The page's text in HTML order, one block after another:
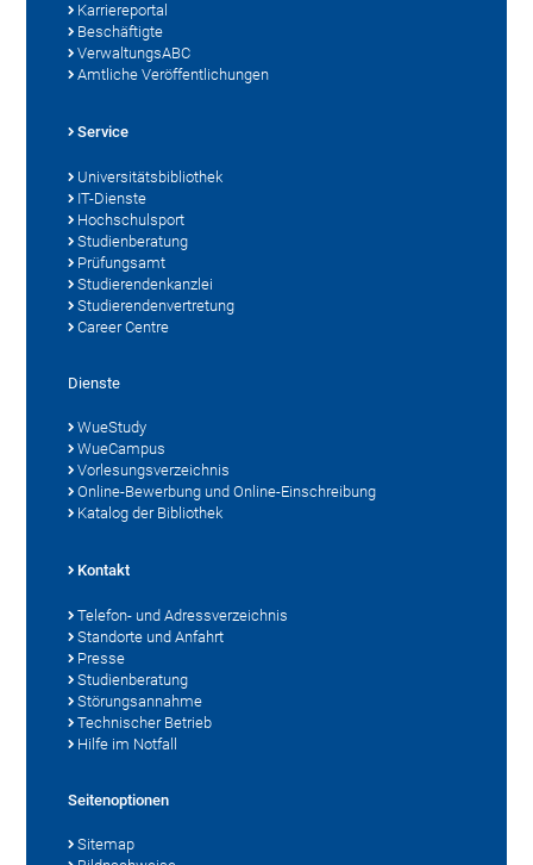
Karriereportal
Beschäftigte
VerwaltungsABC
Amtliche Veröffentlichungen
Service
Universitätsbibliothek
IT-Dienste
Hochschulsport
Studienberatung
Prüfungsamt
Studierendenkanzlei
Studierendenvertretung
Career Centre
Dienste
WueStudy
WueCampus
Vorlesungsverzeichnis
Online-Bewerbung und Online-Einschreibung
Katalog der Bibliothek
Kontakt
Telefon- und Adressverzeichnis
Standorte und Anfahrt
Presse
Studienberatung
Störungsannahme
Technischer Betrieb
Hilfe im Notfall
Seitenoptionen
Sitemap